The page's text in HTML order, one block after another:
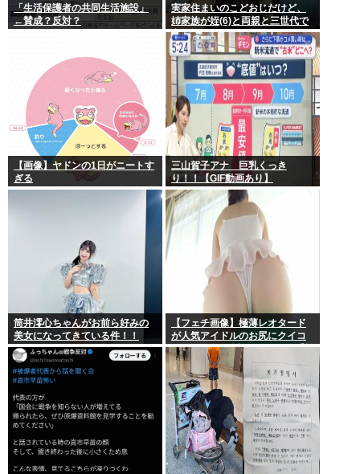
「生活保護者の共同生活施設」
←賛成？反対？
実家住まいのこどおじだけど、
姉家族が姪(6)と両親と三世代で
家族旅行に行くらしいから俺も
一緒に連れていってもらっても
いいよね？
【画像】ヤドンの1日がニートす
ぎる
三山賀子アナ 巨乳くっき
り！！【GIF動画あり】
筒井澪心ちゃんがお前ら好みの
美女になってきている件！！
【フェチ画像】極薄レオタード
が人気アイドルのお尻にクイコ
ミすぎて危険 透け×尻フェチ【松
岡里英】